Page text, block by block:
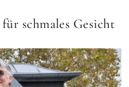
schmales Gesicht